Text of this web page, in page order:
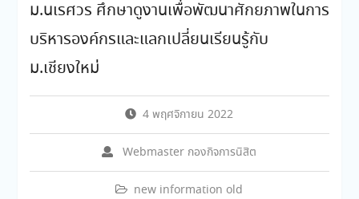
ม.นเรศวร ศึกษาดูงานเพื่อพัฒนาศักยภาพในการ
บริหารองค์กรและแลกเปลี่ยนเรียนรู้กับ
ม.เชียงใหม่
4 พฤศจิกายน 2022
Webmaster กองกิจการนิสิต
new information old